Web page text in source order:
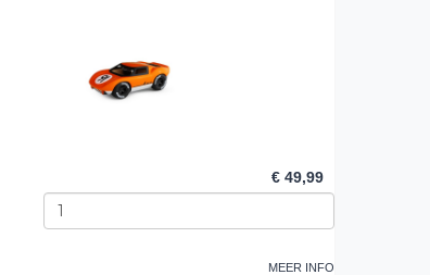
€ 49,99
MEER INFO